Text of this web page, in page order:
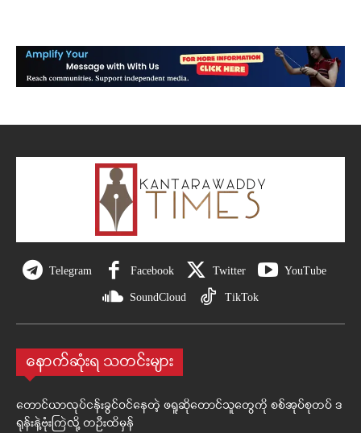
Telegram Facebook Twitter YouTube
SoundCloud TikTok
နောက်ဆုံးရ သတင်းများ
တောင်ယာလုပ်ငန်းခွင်ဝင်နေတဲ့ ဖရူဆိုတောင်သူတွေကို စစ်အုပ်စုတပ် ဒ
ရုန်းနဲ့ဗုံးကြဲလို့ တဦးထိမှန်